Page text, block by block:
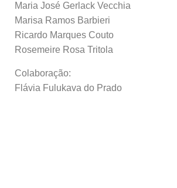
Maria José Gerlack Vecchia
Marisa Ramos Barbieri
Ricardo Marques Couto
Rosemeire Rosa Tritola
Colaboração:
Flávia Fulukava do Prado